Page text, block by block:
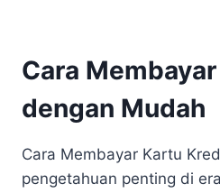
Cara
dengan Mudah
Cara Membayar Kartu
pengetahuan penting di